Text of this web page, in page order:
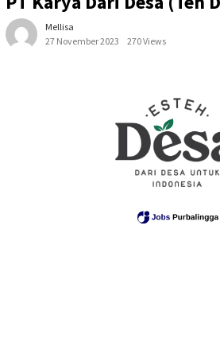
Mellisa
27 November 2023
270 Views